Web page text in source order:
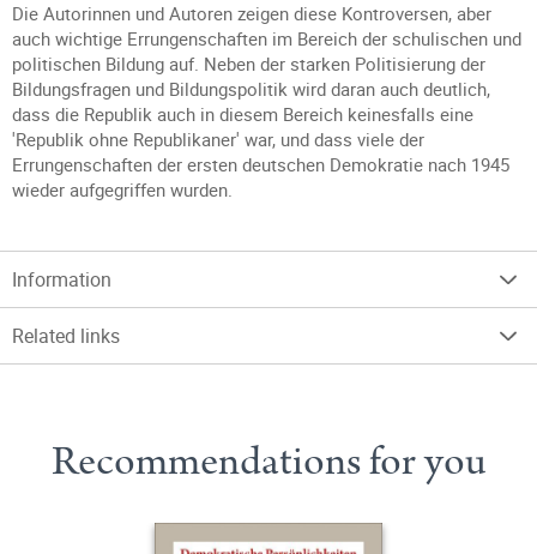
Die Autorinnen und Autoren zeigen diese Kontroversen, aber
auch wichtige Errungenschaften im Bereich der schulischen und
politischen Bildung auf. Neben der starken Politisierung der
Bildungsfragen und Bildungspolitik wird daran auch deutlich,
dass die Republik auch in diesem Bereich keinesfalls eine
'Republik ohne Republikaner' war, und dass viele der
Errungenschaften der ersten deutschen Demokratie nach 1945
wieder aufgegriffen wurden.
Information
Related links
Recommendations for you